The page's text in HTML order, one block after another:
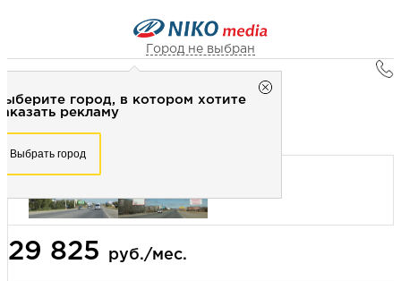
Город не выбран
город, в котором хотите
рекламу
Выбрать город
Город не выбран
Рекламное агентство НИКО-медиа
+7 (3462) 550-877
Выберите свой город
Наружная реклама
Билборд 3х6 (сторона Б) - Статика
29 825 руб./мес.